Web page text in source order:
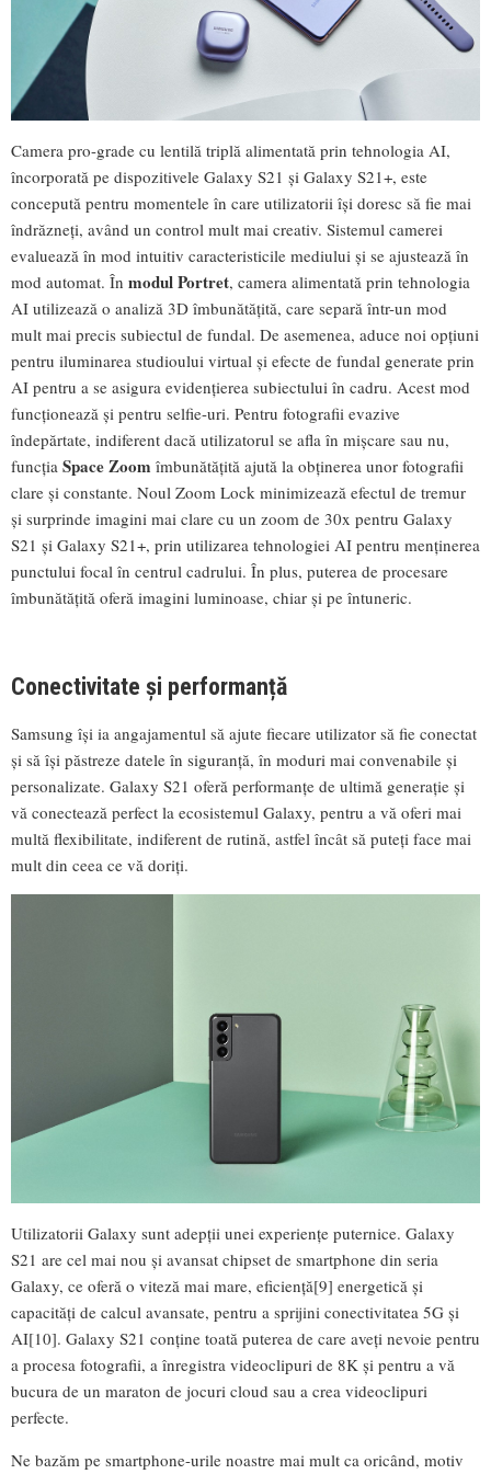
Camera pro-grade cu lentilă triplă alimentată prin tehnologia AI,
încorporată pe dispozitivele Galaxy S21 și Galaxy S21+, este
concepută pentru momentele în care utilizatorii își doresc să fie mai
îndrăzneți, având un control mult mai creativ. Sistemul camerei
evaluează în mod intuitiv caracteristicile mediului și se ajustează în
mod automat. În modul Portret, camera alimentată prin tehnologia
AI utilizează o analiză 3D îmbunătățită, care separă într-un mod
mult mai precis subiectul de fundal. De asemenea, aduce noi opțiuni
pentru iluminarea studioului virtual și efecte de fundal generate prin
AI pentru a se asigura evidențierea subiectului în cadru. Acest mod
funcționează și pentru selfie-uri. Pentru fotografii evazive
îndepărtate, indiferent dacă utilizatorul se afla în mișcare sau nu,
funcția Space Zoom îmbunătățită ajută la obținerea unor fotografii
clare și constante. Noul Zoom Lock minimizează efectul de tremur
și surprinde imagini mai clare cu un zoom de 30x pentru Galaxy
S21 și Galaxy S21+, prin utilizarea tehnologiei AI pentru menținerea
punctului focal în centrul cadrului. În plus, puterea de procesare
îmbunătățită oferă imagini luminoase, chiar și pe întuneric.
Conectivitate și performanță
Samsung își ia angajamentul să ajute fiecare utilizator să fie conectat
și să își păstreze datele în siguranță, în moduri mai convenabile și
personalizate. Galaxy S21 oferă performanțe de ultimă generație și
vă conectează perfect la ecosistemul Galaxy, pentru a vă oferi mai
multă flexibilitate, indiferent de rutină, astfel încât să puteți face mai
mult din ceea ce vă doriți.
Utilizatorii Galaxy sunt adepții unei experiențe puternice. Galaxy
S21 are cel mai nou și avansat chipset de smartphone din seria
Galaxy, ce oferă o viteză mai mare, eficiență[9] energetică și
capacități de calcul avansate, pentru a sprijini conectivitatea 5G și
AI[10]. Galaxy S21 conține toată puterea de care aveți nevoie pentru
a procesa fotografii, a înregistra videoclipuri de 8K și pentru a vă
bucura de un maraton de jocuri cloud sau a crea videoclipuri
perfecte.
Ne bazăm pe smartphone-urile noastre mai mult ca oricând, motiv